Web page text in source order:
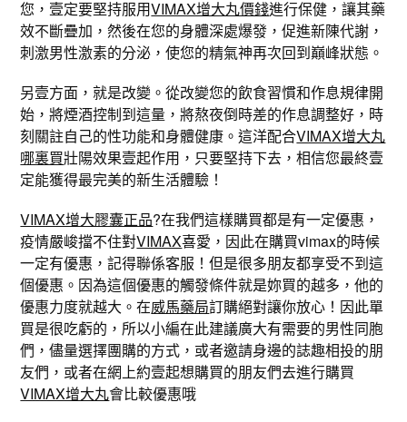
您，壹定要堅持服用VIMAX增大丸價錢進行保健，讓其藥
效不斷疊加，然後在您的身體深處爆發，促進新陳代謝，
刺激男性激素的分泌，使您的精氣神再次回到巔峰狀態。
另壹方面，就是改變。從改變您的飲食習慣和作息規律開
始，將煙酒控制到這量，將熬夜倒時差的作息調整好，時
刻關註自己的性功能和身體健康。這洋配合VIMAX增大丸
哪裏買壯陽效果壹起作用，只要堅持下去，相信您最終壹
定能獲得最完美的新生活體驗！
VIMAX增大膠囊正品?在我們這樣購買都是有一定優惠，
疫情嚴峻擋不住對VIMAX喜愛，因此在購買vimax的時候
一定有優惠，記得聯係客服！但是很多朋友都享受不到這
個優惠。因為這個優惠的觸發條件就是妳買的越多，他的
優惠力度就越大。在威馬藥局訂購絕對讓你放心！因此單
買是很吃虧的，所以小編在此建議廣大有需要的男性同胞
們，儘量選擇團購的方式，或者邀請身邊的誌趣相投的朋
友們，或者在網上約壹起想購買的朋友們去進行購買
VIMAX增大丸會比較優惠哦